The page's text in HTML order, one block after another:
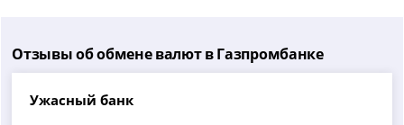
Отзывы об обмене валют в Газпромбанке
Ужасный банк